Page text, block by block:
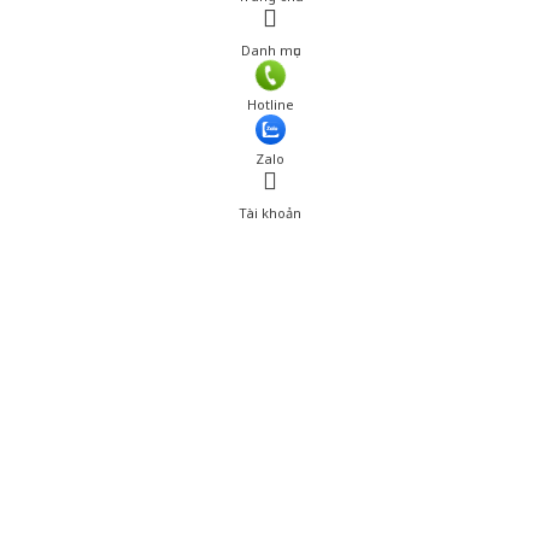
Danh mục
Hotline
Zalo
Tài khoản